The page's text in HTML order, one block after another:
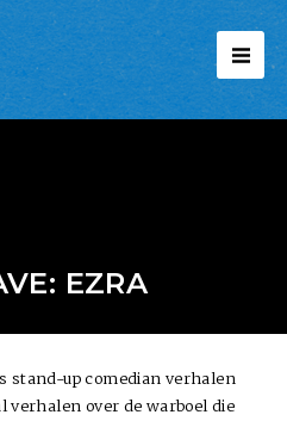
EZRA
stand-up comedian verhalen
verhalen over de warboel die